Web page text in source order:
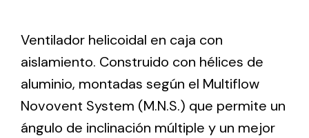
Ventilation
The incorporation of Novovent into the group
meant a greater offer of ventilation products for
Ventilador helicoidal en caja con
aislamiento. Construido con hélices de
aluminio, montadas según el Multiflow
Novovent System (M.N.S.) que permite un
ángulo de inclinación múltiple y un mejor